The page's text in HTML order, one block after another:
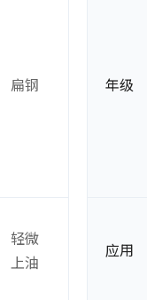
扁钢 年级
轻微
上油
应用